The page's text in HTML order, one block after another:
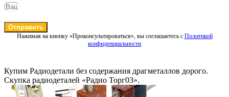
Отправить
Нажимая на кнопку «Проконсультироваться», вы соглашаетесь с Политикой
конфиденциальности
Купим Радиодетали без содержания драгметаллов дорого.
Скупка радиодеталей «Радио Торг03».